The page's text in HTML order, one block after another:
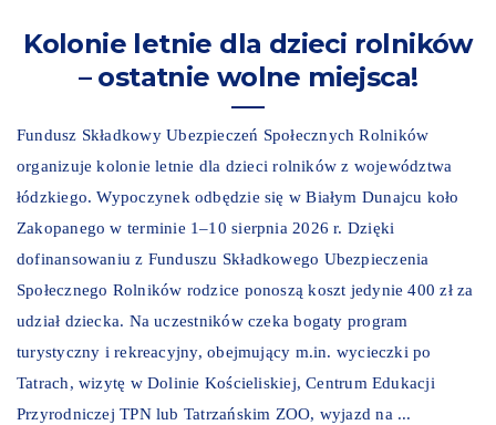
Kolonie letnie dla dzieci rolników
– ostatnie wolne miejsca!
Fundusz Składkowy Ubezpieczeń Społecznych Rolników
organizuje kolonie letnie dla dzieci rolników z województwa
łódzkiego. Wypoczynek odbędzie się w Białym Dunajcu koło
Zakopanego w terminie 1–10 sierpnia 2026 r. Dzięki
dofinansowaniu z Funduszu Składkowego Ubezpieczenia
Społecznego Rolników rodzice ponoszą koszt jedynie 400 zł za
udział dziecka. Na uczestników czeka bogaty program
turystyczny i rekreacyjny, obejmujący m.in. wycieczki po
Tatrach, wizytę w Dolinie Kościeliskiej, Centrum Edukacji
Przyrodniczej TPN lub Tatrzańskim ZOO, wyjazd na ...